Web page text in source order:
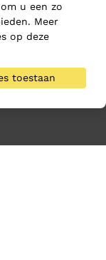
u een zo
Meer
op deze
toestaan